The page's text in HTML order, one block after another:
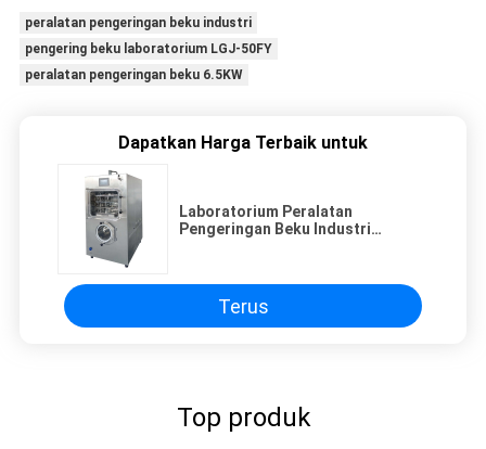
peralatan pengeringan beku industri
pengering beku laboratorium LGJ-50FY
peralatan pengeringan beku 6.5KW
Dapatkan Harga Terbaik untuk
Laboratorium Peralatan
Pengeringan Beku Industri
Terus
Top produk